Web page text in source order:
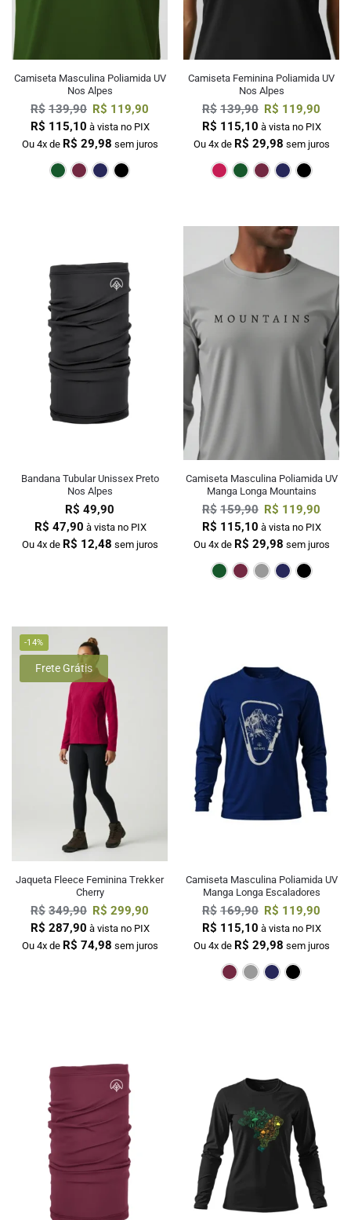
Camiseta Masculina Poliamida UV
Nos Alpes
R$ 139,90 R$ 119,90
R$ 115,10 à vista no PIX
Ou 4x de R$ 29,98 sem juros
Verde Escuro Preto
Camiseta Feminina Poliamida UV
Nos Alpes
R$ 139,90 R$ 119,90
R$ 115,10 à vista no PIX
Ou 4x de R$ 29,98 sem juros
PinkVerde
Bandana Tubular Unissex Preto
Nos Alpes
R$ 49,90
R$ 47,90 à vista no PIX
Ou 4x de R$ 12,48 sem juros
Camiseta Masculina Poliamida UV
Manga Longa Mountains
R$ 159,90 R$ 119,90
R$ 115,10 à vista no PIX
Ou 4x de R$ 29,98 sem juros
Verde Escuro
Bordô
-14%
Frete Grátis
Jaqueta Fleece Feminina Trekker
Cherry
R$ 349,90 R$ 299,90
R$ 287,90 à vista no PIX
Ou 4x de R$ 74,98 sem juros
Camiseta Masculina Poliamida UV
Manga Longa Escaladores
R$ 169,90 R$ 119,90
R$ 115,10 à vista no PIX
Ou 4x de R$ 29,98 sem juros
Bordô